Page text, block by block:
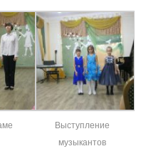
Выступление
музыкантов